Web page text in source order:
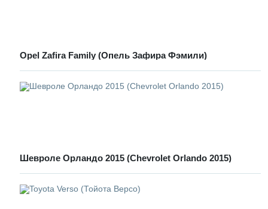
Opel Zafira Family (Опель Зафира Фэмили)
Шевроле Орландо 2015 (Chevrolet Orlando 2015)